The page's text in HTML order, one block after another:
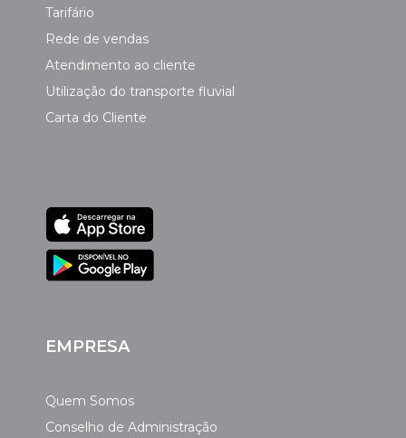
Tarifário
Rede de vendas
Atendimento ao cliente
Utilização do transporte fluvial
Carta do Cliente
EMPRESA
Quem Somos
Conselho de Administração